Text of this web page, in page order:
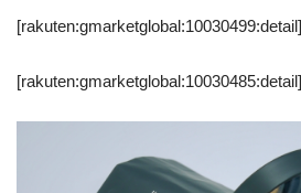
[rakuten:gmarketglobal:10030499:detail]
[rakuten:gmarketglobal:10030485:detail]